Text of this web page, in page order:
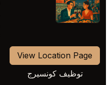
View Location Page
توظيف كونسيرج